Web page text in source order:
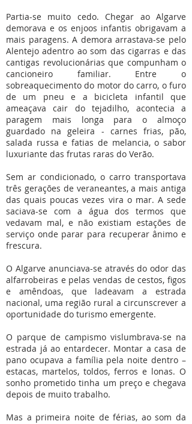
Partia-se muito cedo. Chegar ao Algarve
demorava e os enjoos infantis obrigavam a
mais paragens. A demora arrastava-se pelo
Alentejo adentro ao som das cigarras e das
cantigas revolucionárias que compunham o
cancioneiro familiar. Entre o
sobreaquecimento do motor do carro, o furo
de um pneu e a bicicleta infantil que
ameaçava cair do tejadilho, acontecia a
paragem mais longa para o almoço
guardado na geleira - carnes frias, pão,
salada russa e fatias de melancia, o sabor
luxuriante das frutas raras do Verão.
Sem ar condicionado, o carro transportava
três gerações de veraneantes, a mais antiga
das quais poucas vezes vira o mar. A sede
saciava-se com a água dos termos que
vedavam mal, e não existiam estações de
serviço onde parar para recuperar ânimo e
frescura.
O Algarve anunciava-se através do odor das
alfarrobeiras e pelas vendas de cestos, figos
e amêndoas, que ladeavam a estrada
nacional, uma região rural a circunscrever a
oportunidade do turismo emergente.
O parque de campismo vislumbrava-se na
estrada já ao entardecer. Montar a casa de
pano ocupava a família pela noite dentro –
estacas, martelos, toldos, ferros e lonas. O
sonho prometido tinha um preço e chegava
depois de muito trabalho.
Mas a primeira noite de férias, ao som da